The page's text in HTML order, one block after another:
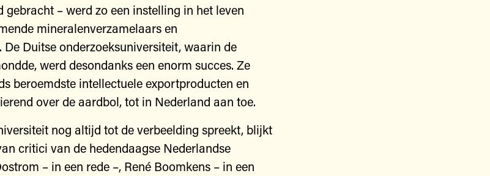
gebracht – werd zo een instelling in het leven
mineralenverzamelaars en
Duitse onderzoeksuniversiteit, waarin de
werd desondanks een enorm succes. Ze
beroemdste intellectuele exportproducten en
over de aardbol, tot in Nederland aan toe.
nog altijd tot de verbeelding spreekt, blijkt
critici van de hedendaagse Nederlandse
– in een rede –, René Boomkens – in een